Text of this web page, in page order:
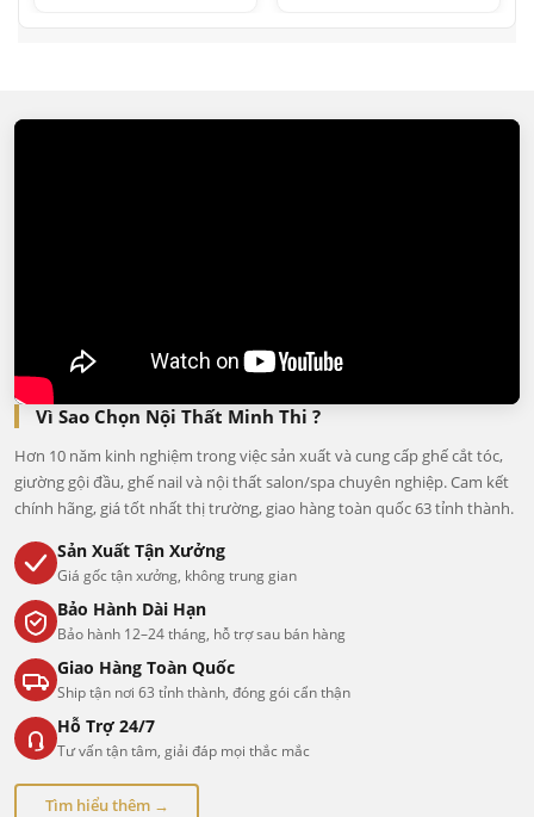
Vì Sao Chọn Nội Thất Minh Thi ?
Hơn 10 năm kinh nghiệm trong việc sản xuất và cung cấp ghế cắt tóc,
giường gội đầu, ghế nail và nội thất salon/spa chuyên nghiệp. Cam kết
chính hãng, giá tốt nhất thị trường, giao hàng toàn quốc 63 tỉnh thành.
Sản Xuất Tận Xưởng
Giá gốc tận xưởng, không trung gian
Bảo Hành Dài Hạn
Bảo hành 12–24 tháng, hỗ trợ sau bán hàng
Giao Hàng Toàn Quốc
Ship tận nơi 63 tỉnh thành, đóng gói cẩn thận
Hỗ Trợ 24/7
Tư vấn tận tâm, giải đáp mọi thắc mắc
Tìm hiểu thêm →